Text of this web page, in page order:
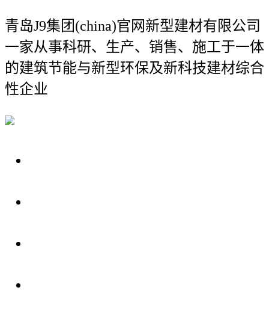
青岛J9集团(china)官网新型建材有限公司
一家从事科研、生产、销售、施工于一体
的建筑节能与新型环保及新科技建材综合
性企业